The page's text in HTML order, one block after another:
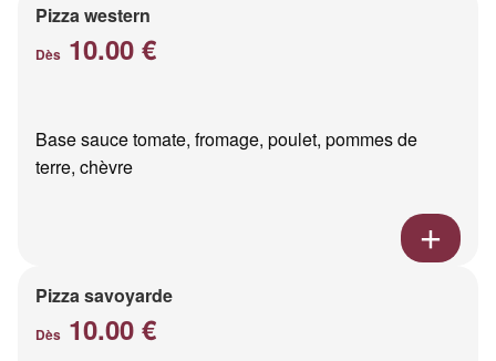
Pizza western
Dès 10.00 €
Base sauce tomate, fromage, poulet, pommes de
terre, chèvre
Pizza savoyarde
Dès 10.00 €